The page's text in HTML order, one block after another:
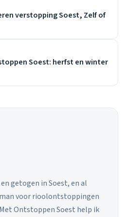
verstopping Soest, Zelf of
Soest: herfst en winter
getogen in Soest, en al
man voor rioolontstoppingen
Ontstoppen Soest help ik